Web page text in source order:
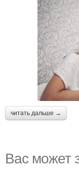
читать дальше →
Вас может